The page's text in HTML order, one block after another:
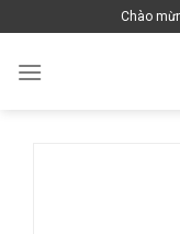
to
content
Chào